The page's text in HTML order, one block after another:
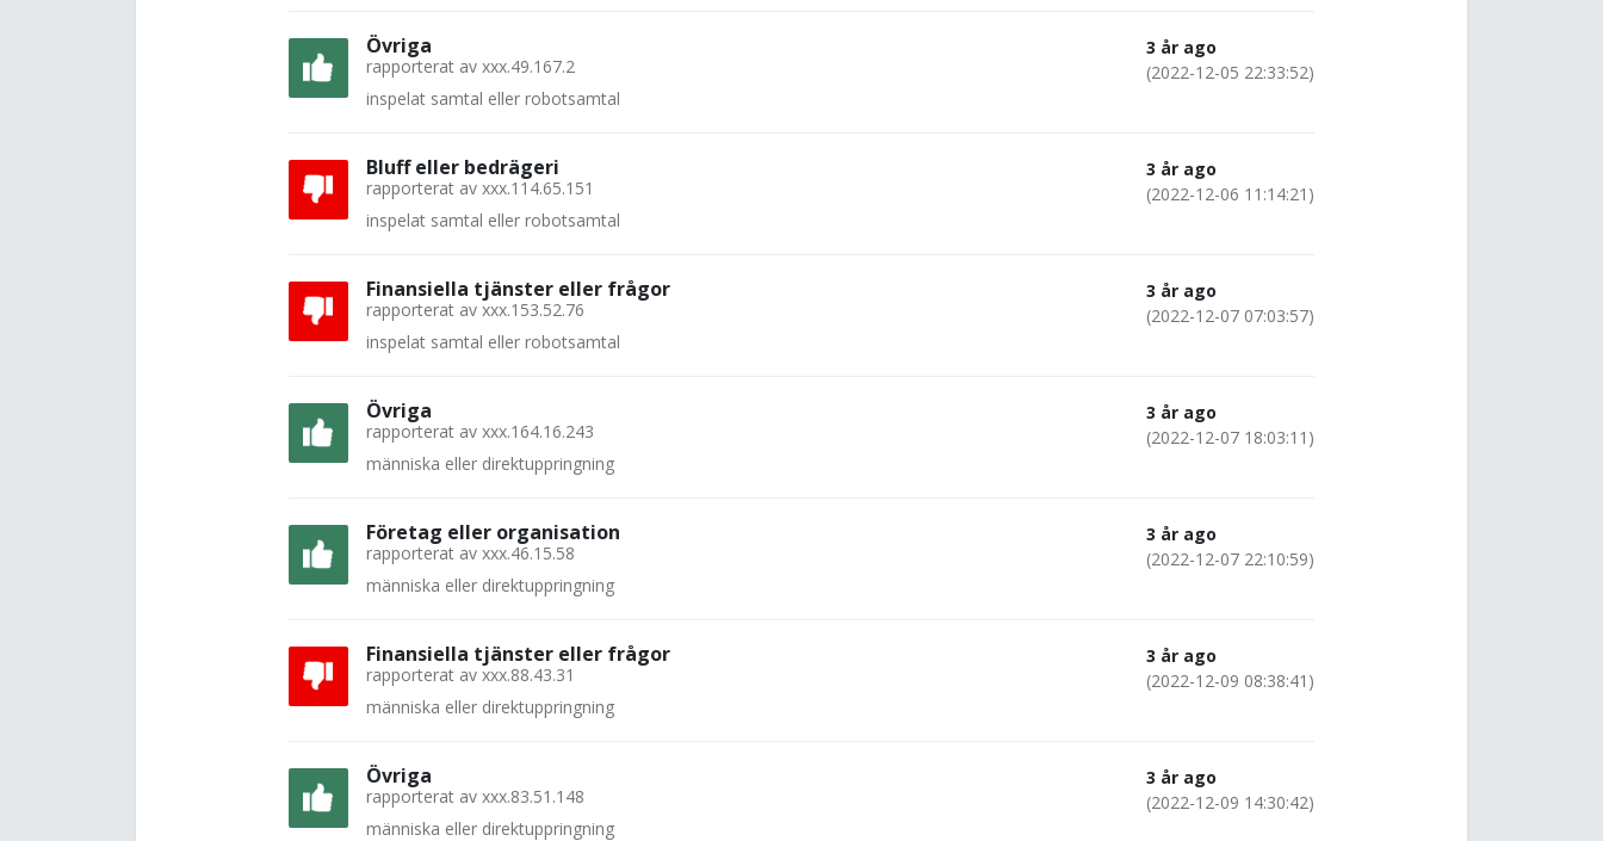
Övriga
rapporterat av xxx.49.167.2
inspelat samtal eller robotsamtal
3 år ago
(2022-12-05 22:33:52)
Bluff eller bedrägeri
rapporterat av xxx.114.65.151
inspelat samtal eller robotsamtal
3 år ago
(2022-12-06 11:14:21)
Finansiella tjänster eller frågor
rapporterat av xxx.153.52.76
inspelat samtal eller robotsamtal
3 år ago
(2022-12-07 07:03:57)
Övriga
rapporterat av xxx.164.16.243
människa eller direktuppringning
3 år ago
(2022-12-07 18:03:11)
Företag eller organisation
rapporterat av xxx.46.15.58
människa eller direktuppringning
3 år ago
(2022-12-07 22:10:59)
Finansiella tjänster eller frågor
rapporterat av xxx.88.43.31
människa eller direktuppringning
3 år ago
(2022-12-09 08:38:41)
Övriga
rapporterat av xxx.83.51.148
människa eller direktuppringning
3 år ago
(2022-12-09 14:30:42)